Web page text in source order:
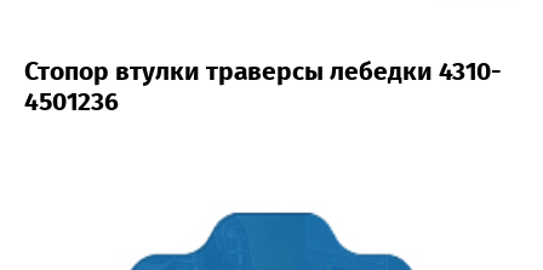
Стопор втулки траверсы лебедки 4310-
4501236